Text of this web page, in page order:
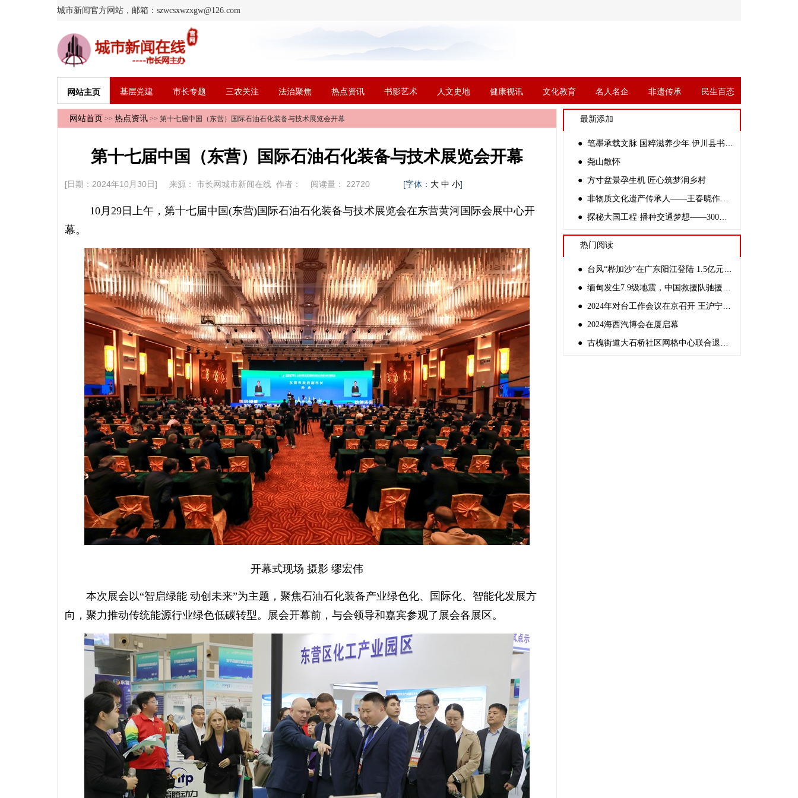
城市新闻官方网站，邮箱：szwcsxwzxgw@126.com
网站主页 基层党建 市长专题 三农关注 法治聚焦 热点资讯 书影艺术 人文史地 健康视讯 文化教育 名人名企 非遗传承 民生百态
网站首页 >> 热点资讯 >> 第十七届中国（东营）国际石油石化装备与技术展览会开幕
第十七届中国（东营）国际石油石化装备与技术展览会开幕
[日期：2024年10月30日] 来源： 市长网城市新闻在线 作者： 阅读量： 22720 [字体： 大 中 小]
10月29日上午，第十七届中国(东营)国际石油石化装备与技术展览会在东营黄河国际会展中心开
幕。
开幕式现场 摄影 缪宏伟
本次展会以“智启绿能 动创未来”为主题，聚焦石油石化装备产业绿色化、国际化、智能化发展方
向，聚力推动传统能源行业绿色低碳转型。展会开幕前，与会领导和嘉宾参观了展会各展区。
最新添加
● 尧山散怀
● 方寸盆景孕生机 匠心筑梦润乡村
热门阅读
● 2024海西汽博会在厦启幕